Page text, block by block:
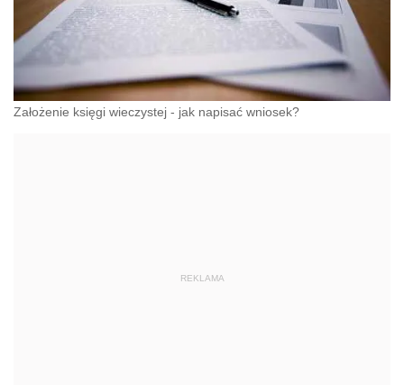
Założenie księgi wieczystej - jak napisać wniosek?